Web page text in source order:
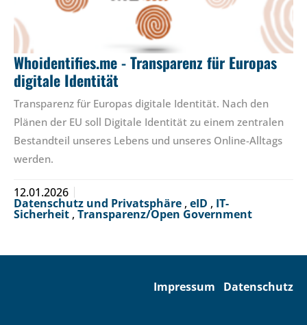
Whoidentifies.me - Transparenz für Europas
digitale Identität
Transparenz für Europas digitale Identität. Nach den
Plänen der EU soll Digitale Identität zu einem zentralen
Bestandteil unseres Lebens und unseres Online-Alltags
werden.
12.01.2026
Datenschutz und Privatsphäre , eID , IT-
Sicherheit , Transparenz/Open Government
Impressum Datenschutz